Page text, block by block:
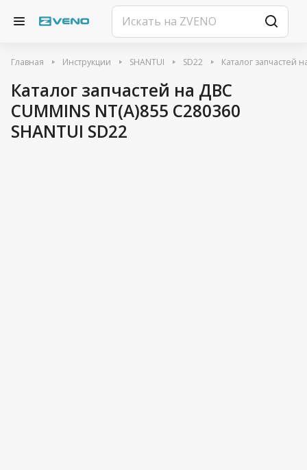
Главная Инструкции SHANTUI SD22 Каталог запчастей
Каталог запчастей на ДВС
CUMMINS NT(A)855 C280360
SHANTUI SD22